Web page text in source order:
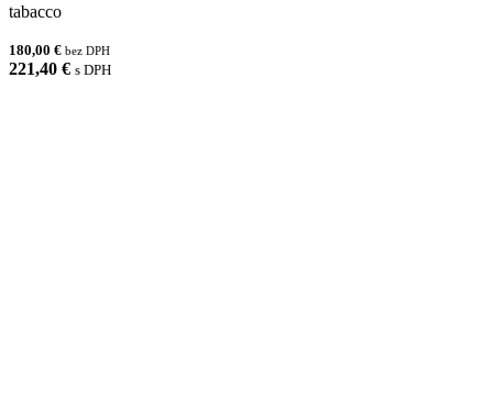
tabacco
180,00 € bez DPH
221,40 € s DPH